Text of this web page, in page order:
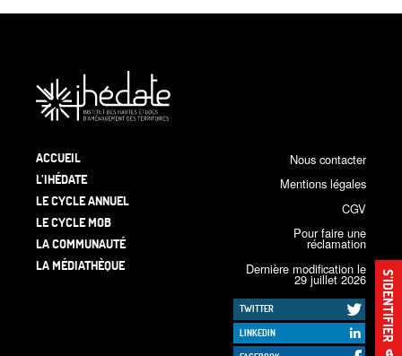
S’IDENTIFIER
ACCUEIL
L’IHÉDATE
LE CYCLE ANNUEL
LE CYCLE MOB
LA COMMUNAUTÉ
LA MÉDIATHÈQUE
Nous contacter
Mentions légales
CGV
Pour faire une
réclamation
Dernière modification le
29 juillet 2026
TWITTER
LINKEDIN